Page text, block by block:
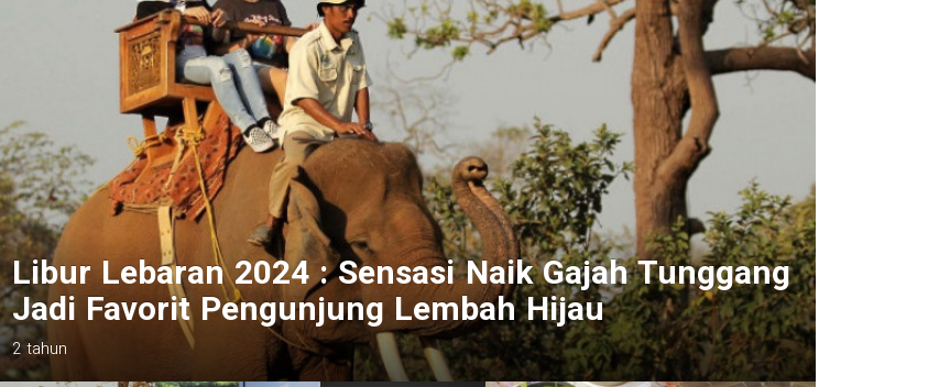
Libur Lebaran 2024 Di Lampung, 7 Alasan Nikmati
Sensasi Wisata Dunia Bawah Air Pulau Pahawang
2 tahun